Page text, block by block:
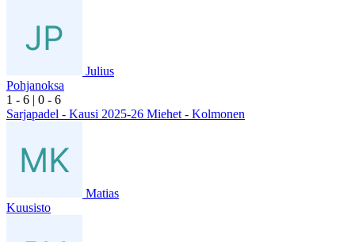
Julius
Pohjanoksa
1 - 6 | 0 - 6
Sarjapadel - Kausi 2025-26 Miehet - Kolmonen
Matias
Kuusisto